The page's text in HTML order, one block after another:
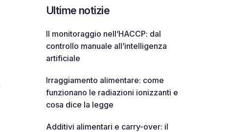
Ultime notizie
Il monitoraggio nell’HACCP: dal
controllo manuale all’intelligenza
artificiale
Irraggiamento alimentare: come
funzionano le radiazioni ionizzanti e
cosa dice la legge
Additivi alimentari e carry-over: il